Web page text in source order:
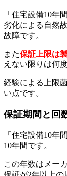
「住宅設備10年
劣化による自然
故障です。
また保証上限は
えない限りは何
経験による上限
い点です。
保証期間と回
「住宅設備10年
10年間です。
この年数はメー
保証が2年以上の